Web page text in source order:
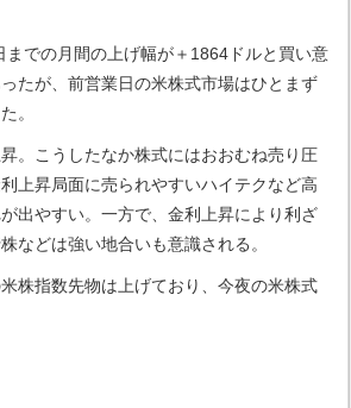
までの月間の上げ幅が＋1864ドルと買い意
たが、前営業日の米株式市場はひとまず
。
。こうしたなか株式にはおおむね売り圧
上昇局面に売られやすいハイテクなど高
出やすい。一方で、金利上昇により利ざ
などは強い地合いも意識される。
株指数先物は上げており、今夜の米株式